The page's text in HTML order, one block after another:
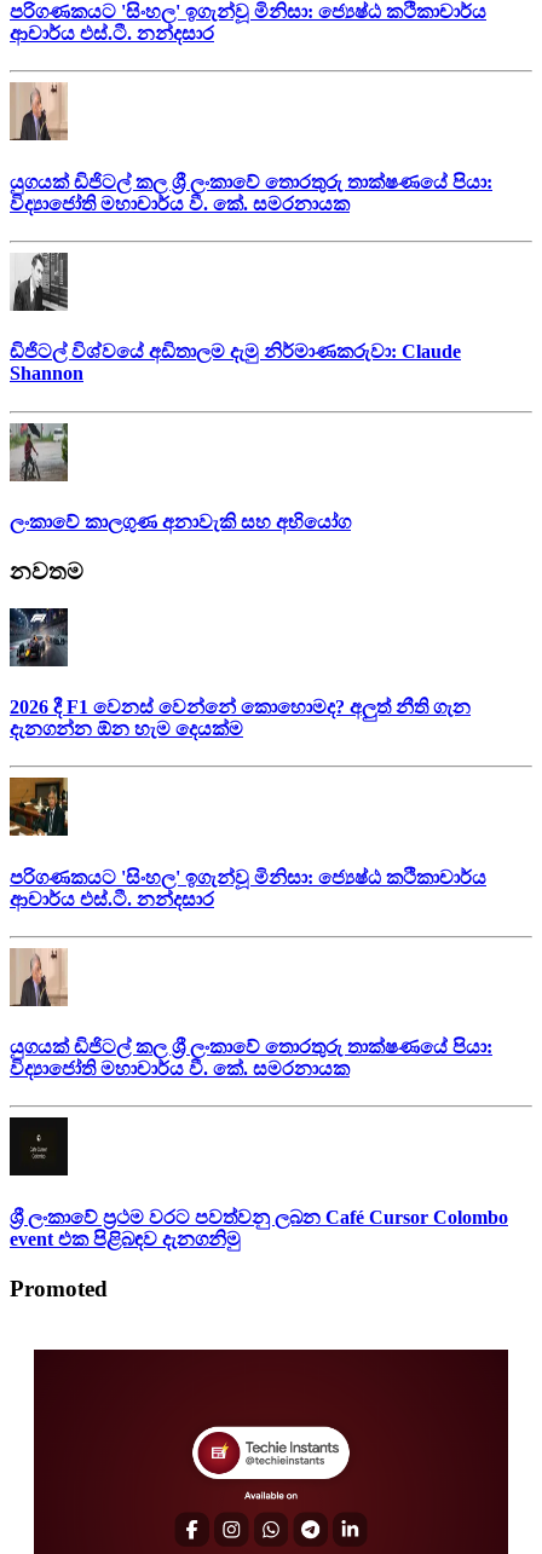
පරිගණකයට 'සිංහල' ඉගැන්වූ මිනිසා: ජ්‍යෙෂ්ඨ කථිකාචාර්ය
ආචාර්ය එස්.ටී. නන්දසාර
යුගයක් ඩිජිටල් කල ශ්‍රී ලංකාවේ තොරතුරු තාක්ෂණයේ පියා:
විද්‍යාජෝති මහාචාර්ය වී. කේ. සමරනායක
ඩිජිටල් විශ්වයේ අඩිතාලම දැමු නිර්මාණකරුවා: Claude
Shannon
ලංකාවේ කාලගුණ අනාවැකි සහ අභියෝග
නවතම
2026 දී F1 වෙනස් වෙන්නේ කොහොමද? අලුත් නීති ගැන
දැනගන්න ඕන හැම දෙයක්ම
පරිගණකයට 'සිංහල' ඉගැන්වූ මිනිසා: ජ්‍යෙෂ්ඨ කථිකාචාර්ය
ආචාර්ය එස්.ටී. නන්දසාර
යුගයක් ඩිජිටල් කල ශ්‍රී ලංකාවේ තොරතුරු තාක්ෂණයේ පියා:
විද්‍යාජෝති මහාචාර්ය වී. කේ. සමරනායක
ශ්‍රී ලංකාවේ ප්‍රථම වරට පවත්වනු ලබන Café Cursor Colombo
event එක පිළිබඳව දැනගනිමු
Promoted